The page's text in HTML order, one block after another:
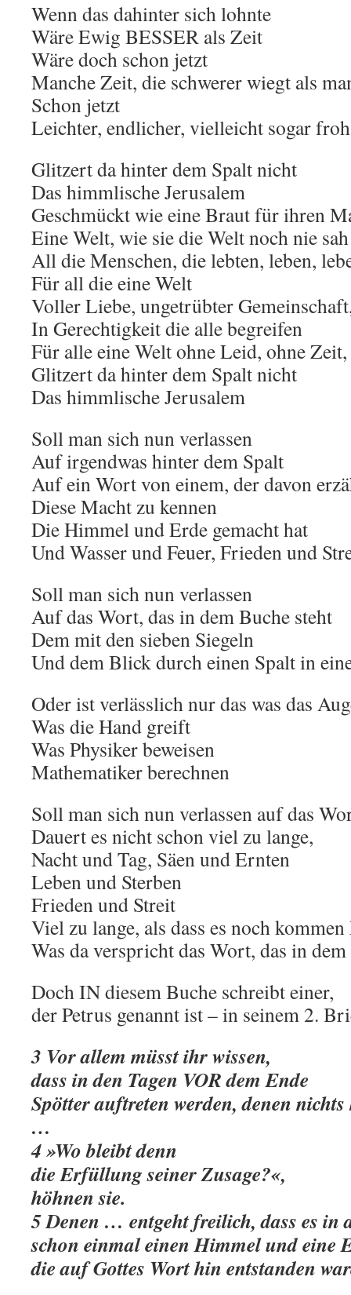
Wenn das dahinter sich lohnte
Wäre Ewig BESSER als Zeit
Wäre doch schon jetzt
Manche Zeit, die schwerer wiegt als
Schon jetzt
Leichter, endlicher, vielleicht sogar froh
Glitzert da hinter dem Spalt nicht
Das himmlische Jerusalem
Geschmückt wie eine Braut für ihren
Eine Welt, wie sie die Welt noch nie sah
All die Menschen, die lebten, leben,
Für all die eine Welt
Voller Liebe, ungetrübter
In Gerechtigkeit die alle begreifen
Für alle eine Welt ohne Leid, ohne
Glitzert da hinter dem Spalt nicht
Das himmlische Jerusalem
Soll man sich nun verlassen
Auf irgendwas hinter dem Spalt
Auf ein Wort von einem, der davon
Diese Macht zu kennen
Die Himmel und Erde gemacht hat
Und Wasser und Feuer, Frieden und
Soll man sich nun verlassen
Auf das Wort, das in dem Buche steht
Dem mit den sieben Siegeln
Und dem Blick durch einen Spalt in
Oder ist verlässlich nur das was das
Was die Hand greift
Was Physiker beweisen
Mathematiker berechnen
Soll man sich nun verlassen auf das
Dauert es nicht schon viel zu lange,
Nacht und Tag, Säen und Ernten
Leben und Sterben
Frieden und Streit
Viel zu lange, als dass es noch
Was da verspricht das Wort, das in
Doch IN diesem Buche schreibt einer,
der Petrus genannt ist – in seinem 2.
3 Vor allem müsst ihr wissen,
dass in den Tagen VOR dem Ende
Spötter auftreten werden, denen
…
4 »Wo bleibt denn
die Erfüllung seiner Zusage?«,
höhnen sie.
5 Denen … entgeht freilich, dass es in
schon einmal einen Himmel und eine
die auf Gottes Wort hin entstanden